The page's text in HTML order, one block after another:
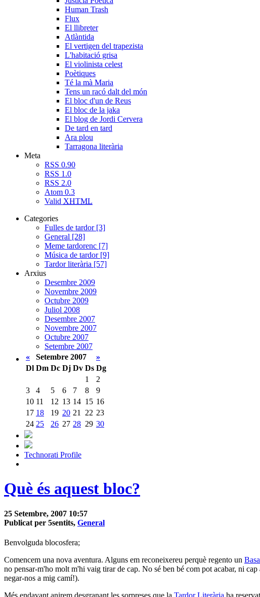
Human Trash
Flux
El llibreter
Atlàntida
El vertigen del trapezista
L'habitació grisa
El violinista celest
Poètiques
Té la mà Maria
Tens un racó dalt del món
El bloc d'un de Reus
El bloc de la jaka
El blog de Jordi Cervera
De tard en tard
Ara plou
Tarragona literària
Meta
RSS 0.90
RSS 1.0
RSS 2.0
Atom 0.3
Valid XHTML
Categories
Fulles de tardor [3]
General [28]
Meme tardorenc [7]
Música de tardor [9]
Tardor literària [57]
Arxius
Desembre 2009
Novembre 2009
Octubre 2009
Juliol 2008
Desembre 2007
Novembre 2007
Octubre 2007
Setembre 2007
«
Setembre 2007
»
Dl Dm Dc Dj Dv Ds Dg
1
2
3
4 5 6 7 8
9
10 11 12 13 14 15 16
17 18 19 20 21 22 23
24 25 26 27 28 29 30
Technorati Profile
Què és aquest bloc?
25 Setembre, 2007 10:57
Publicat per 5sentits, General
Benvolguda blocosfera;
Comencem una nova aventura. Alguns em reconeixereu perquè regento un
no pensar-m'ho molt m'hi vaig tirar de cap. No sé ben bé com pot acabar, ni
negar-nos a mig camí!).
Més endavant anirem desgranant les sorpreses que la Tardor Literària ha